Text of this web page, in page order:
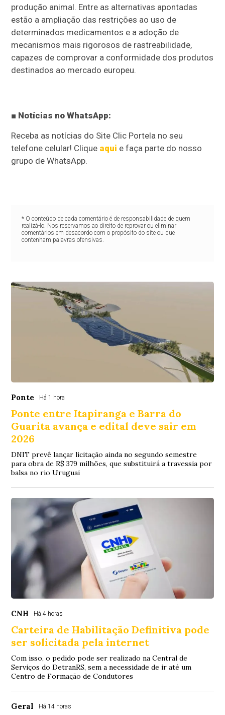
produção animal. Entre as alternativas apontadas
estão a ampliação das restrições ao uso de
determinados medicamentos e a adoção de
mecanismos mais rigorosos de rastreabilidade,
capazes de comprovar a conformidade dos produtos
destinados ao mercado europeu.
■ Notícias no WhatsApp:
Receba as notícias do Site Clic Portela no seu
telefone celular! Clique aqui e faça parte do nosso
grupo de WhatsApp.
* O conteúdo de cada comentário é de responsabilidade de quem
realizá-lo. Nos reservamos ao direito de reprovar ou eliminar
comentários em desacordo com o propósito do site ou que
contenham palavras ofensivas.
Ponte Há 1 hora
Ponte entre Itapiranga e Barra do
Guarita avança e edital deve sair em
2026
DNIT prevê lançar licitação ainda no segundo semestre
para obra de R$ 379 milhões, que substituirá a travessia por
balsa no rio Uruguai
CNH Há 4 horas
Carteira de Habilitação Definitiva pode
ser solicitada pela internet
Com isso, o pedido pode ser realizado na Central de
Serviços do DetranRS, sem a necessidade de ir até um
Centro de Formação de Condutores
Geral Há 14 horas